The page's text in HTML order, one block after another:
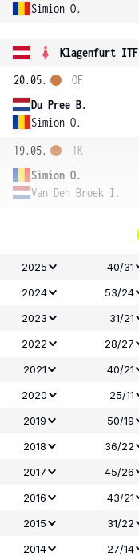
Simion O.
Klagenfurt ITF
20.05.
Du Pree B.
Simion O.
OF
19.05.
Simion O.
Van Den Broek I.
1K
2025 40/31
2024 53/24
2023 31/21
2022 28/27
2021
40/21
2020 25/11
2019 50/19
2018 36/22
2017
45/26
2016
43/21
2015
31/22
2014 27/14